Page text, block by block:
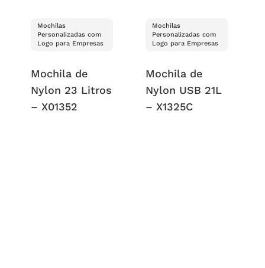
Mochilas
Personalizadas com
Logo para Empresas
Mochila de
Nylon 23 Litros
– X01352
Mochilas
Personalizadas com
Logo para Empresas
Mochila de
Nylon USB 21L
– X1325C